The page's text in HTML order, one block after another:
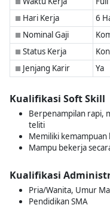
■ Hari Kerja 6
■ Nominal Gaji
■ Status Kerja
■ Jenjang Karir Ya
Kualifikasi Soft Skill
Berpenampilan rapi,
teliti
Memiliki kemampuan
Mampu bekerja
Kualifikasi
Pria/Wanita, Umur
Pendidikan SMA